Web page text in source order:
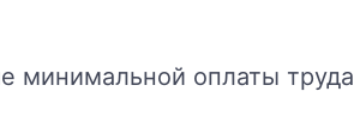
минимальной оплаты труда